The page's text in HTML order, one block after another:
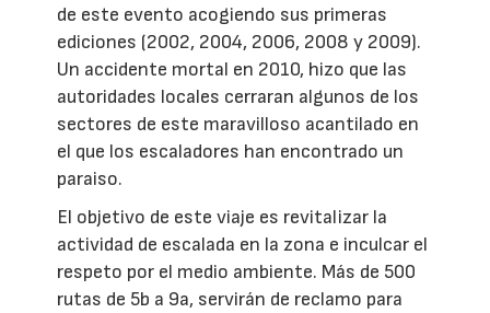
de este evento acogiendo sus primeras
ediciones (2002, 2004, 2006, 2008 y 2009).
Un accidente mortal en 2010, hizo que las
autoridades locales cerraran algunos de los
sectores de este maravilloso acantilado en
el que los escaladores han encontrado un
paraiso.
El objetivo de este viaje es revitalizar la
actividad de escalada en la zona e inculcar el
respeto por el medio ambiente. Más de 500
rutas de 5b a 9a, servirán de reclamo para